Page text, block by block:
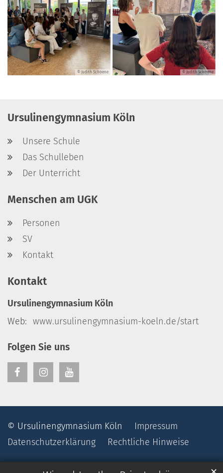
© Judith Schoene © Judith Schoene
Ursulinengymnasium Köln
Unsere Schule
Das Schulleben
Der Unterricht
Menschen am UGK
Personen
SV
Kontakt
Kontakt
Ursulinengymnasium Köln
Web: www.ursulinengymnasium-koeln.de/start
Folgen Sie uns
© Ursulinengymnasium Köln
Impressum
Datenschutzerklärung
Rechtliche Hinweise